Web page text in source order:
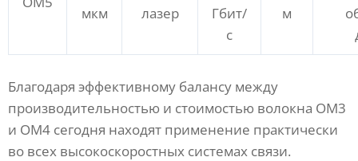
мкм
лазер
Гбит/
с
м
Благодаря эффективному балансу между
производительностью и стоимостью волокна OM3
и OM4 сегодня находят применение практически
во всех высокоскоростных системах связи.